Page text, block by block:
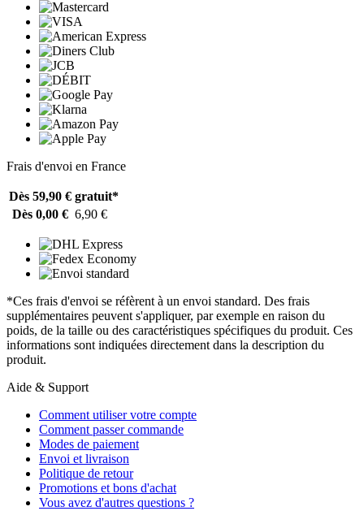
Frais d'envoi en France
Dès 59,90 € gratuit*
Dès 0,00 € 6,90 €
*Ces frais d'envoi se réfèrent à un envoi standard. Des frais
supplémentaires peuvent s'appliquer, par exemple en raison du
poids, de la taille ou des caractéristiques spécifiques du produit. Ces
informations sont indiquées directement dans la description du
produit.
Aide & Support
Comment utiliser votre compte
Comment passer commande
Modes de paiement
Envoi et livraison
Politique de retour
Promotions et bons d'achat
Vous avez d'autres questions ?